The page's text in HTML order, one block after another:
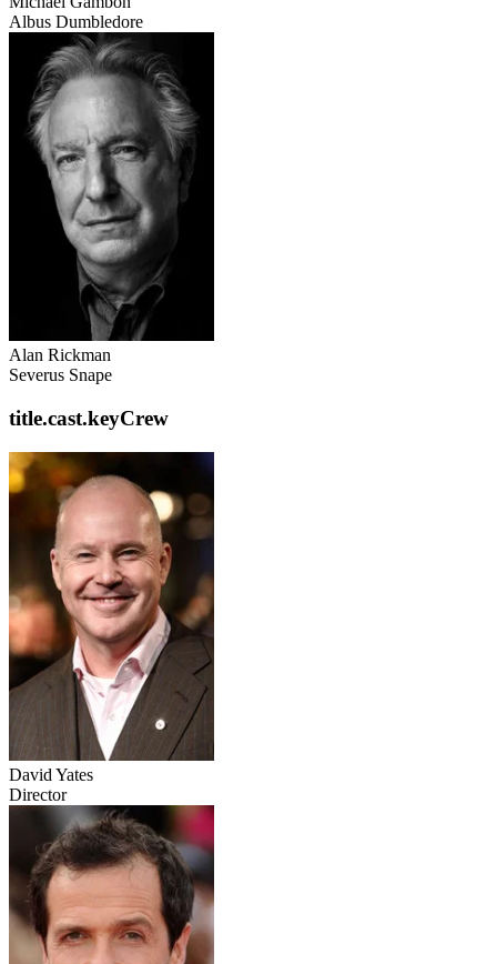
Albus Dumbledore
Alan Rickman
Severus Snape
title.cast.keyCrew
David Yates
Director